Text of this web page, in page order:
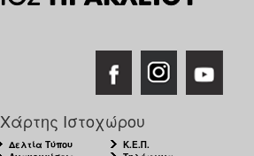
Χάρτης Ιστοχώρου
Δελτία Τύπου
Κ.Ε.Π.